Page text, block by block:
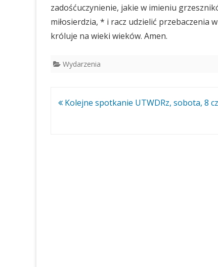
zadośćuczynienie, jakie w imieniu
miłosierdzia, * i racz udzielić przebaczenia
króluje na wieki wieków. Amen.
Wydarzenia
Nawigacja
Kolejne spotkanie UTWDRz, sobota, 8